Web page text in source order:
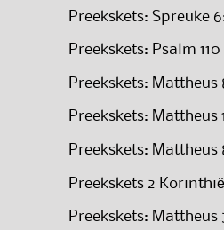
Preekskets: Spreuke
Preekskets: Psalm 110
Preekskets: Mattheus
Preekskets: Mattheus
Preekskets: Mattheus
Preekskets 2
Preekskets: Mattheus